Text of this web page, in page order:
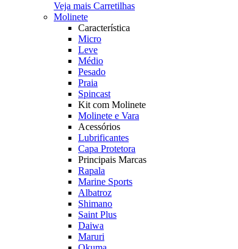
Veja mais Carretilhas
Molinete
Característica
Micro
Leve
Médio
Pesado
Praia
Spincast
Kit com Molinete
Molinete e Vara
Acessórios
Lubrificantes
Capa Protetora
Principais Marcas
Rapala
Marine Sports
Albatroz
Shimano
Saint Plus
Daiwa
Maruri